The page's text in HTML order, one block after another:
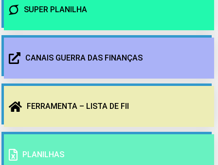
SUPER PLANILHA
CANAIS GUERRA DAS FINANÇAS
FERRAMENTA – LISTA DE FII
PLANILHAS